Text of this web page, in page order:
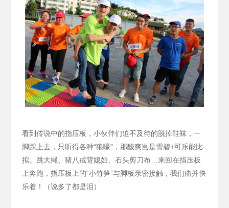
看到传说中的指压板，小伙伴们迫不及待的脱掉鞋袜，一
脚踩上去，只听得各种“狼嚎”，那酸爽岂是雪碧+可乐能比
拟。跳大绳、猪八戒背媳妇、石头剪刀布…来回在指压板
上奔跑，指压板上的“小竹笋”与脚板亲密接触，我们痛并快
乐着！（说多了都是泪）